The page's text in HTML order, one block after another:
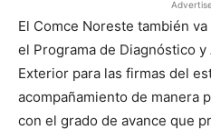
El Comce Noreste también
el Programa de Diagnóstico
Exterior para las firmas del
acompañamiento de manera
con el grado de avance que